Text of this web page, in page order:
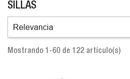
SILLAS
Relevancia
Mostrando 1-60 de 122 artículo(s)